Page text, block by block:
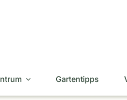
Gartentipps